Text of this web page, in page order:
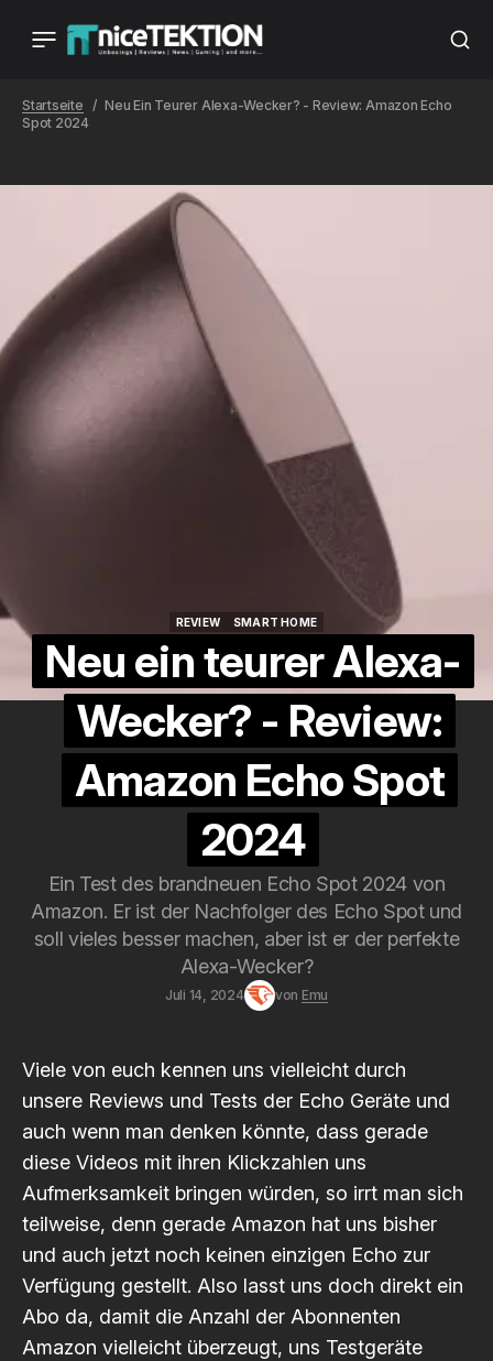
Startseite
Neu Ein Teurer Alexa-Wecker? - Review: Amazon Echo
Spot 2024
REVIEW
SMART HOME
Neu ein teurer Alexa-
Wecker? - Review:
Amazon Echo Spot
2024
Ein Test des brandneuen Echo Spot 2024 von
Amazon. Er ist der Nachfolger des Echo Spot und
soll vieles besser machen, aber ist er der perfekte
Alexa-Wecker?
Juli 14, 2024 von Emu
Viele von euch kennen uns vielleicht durch
unsere Reviews und Tests der Echo Geräte und
auch wenn man denken könnte, dass gerade
diese Videos mit ihren Klickzahlen uns
Aufmerksamkeit bringen würden, so irrt man sich
teilweise, denn gerade Amazon hat uns bisher
und auch jetzt noch keinen einzigen Echo zur
Verfügung gestellt. Also lasst uns doch direkt ein
Abo da, damit die Anzahl der Abonnenten
Amazon vielleicht überzeugt, uns Testgeräte